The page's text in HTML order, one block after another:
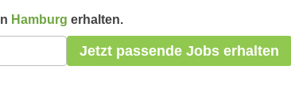
Hamburg erhalten.
Jetzt passende Jobs erhalten